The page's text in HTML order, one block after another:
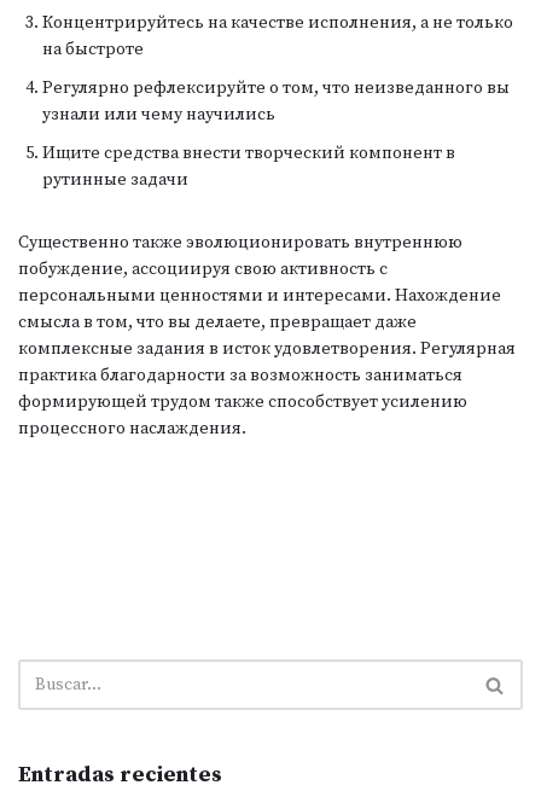
Концентрируйтесь на качестве исполнения, а не только
на быстроте
Регулярно рефлексируйте о том, что неизведанного вы
узнали или чему научились
Ищите средства внести творческий компонент в
рутинные задачи
Существенно также эволюционировать внутреннюю
побуждение, ассоциируя свою активность с
персональными ценностями и интересами. Нахождение
смысла в том, что вы делаете, превращает даже
комплексные задания в исток удовлетворения. Регулярная
практика благодарности за возможность заниматься
формирующей трудом также способствует усилению
процессного наслаждения.
Entradas recientes